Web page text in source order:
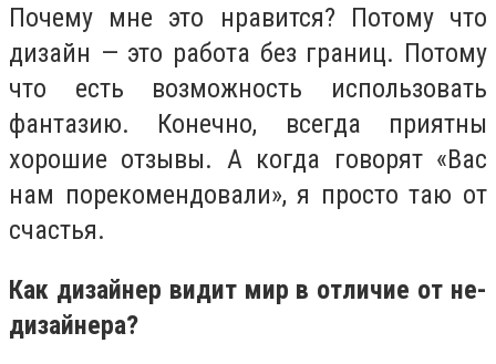
Почему мне это нравится? Потому что
дизайн — это работа без границ. Потому
что есть возможность использовать
фантазию. Конечно, всегда приятны
хорошие отзывы. А когда говорят «Вас
нам порекомендовали», я просто таю от
счастья.
Как дизайнер видит мир в отличие от не-
дизайнера?